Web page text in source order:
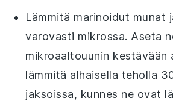
Lämmitä marinoidut munat
varovasti mikrossa. Aseta
mikroaaltouunin kestävään
lämmitä alhaisella teholla
jaksoissa, kunnes ne ovat